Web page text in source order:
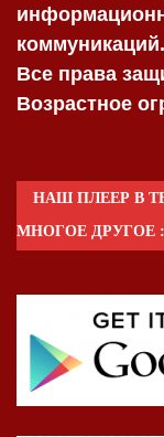
коммуникаций.
Все права
Возрастное
НАШ ПЛЕЕР В
МНОГОЕ ДРУГОЕ :